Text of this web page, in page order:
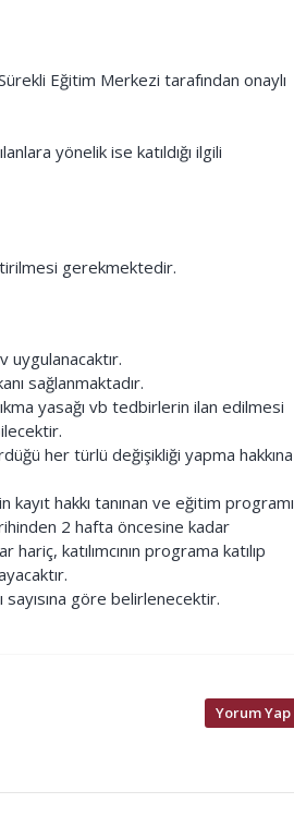
Eğitim Merkezi tarafından onaylı
yönelik ise katıldığı ilgili
gerekmektedir.
uygulanacaktır.
sağlanmaktadır.
yasağı vb tedbirlerin ilan edilmesi
her türlü değişikliği yapma hakkına
kayıt hakkı tanınan ve eğitim programı
2 hafta öncesine kadar
katılımcının programa katılıp
göre belirlenecektir.
Yorum Yap